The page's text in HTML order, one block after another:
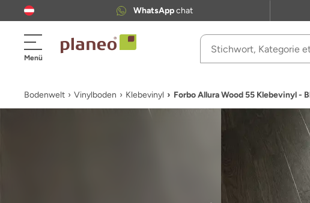
WhatsAppchat
Menü
Bodenwelt Vinylboden Klebevinyl Forbo Allura Wood 55 Klebevinyl -